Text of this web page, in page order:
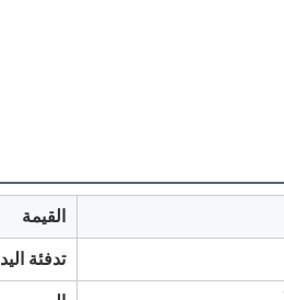
القيمة
تدفئة اليد